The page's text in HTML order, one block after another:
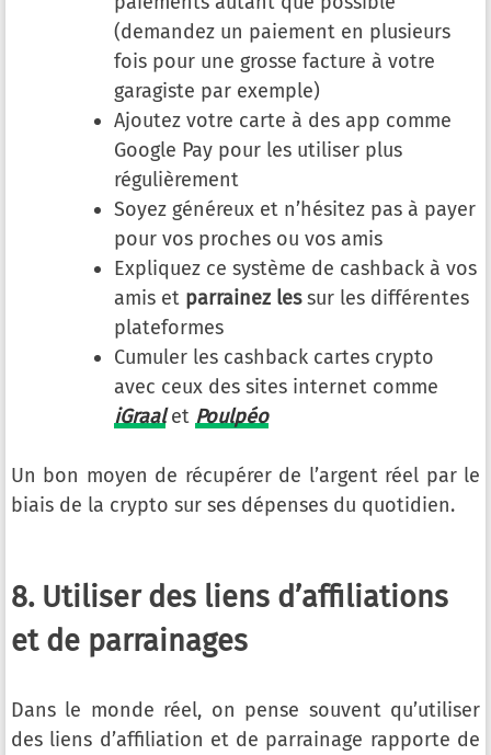
(demandez un paiement en plusieurs
fois pour une grosse facture à votre
garagiste par exemple)
Ajoutez votre carte à des app comme
Google Pay pour les utiliser plus
régulièrement
Soyez généreux et n’hésitez pas à payer
pour vos proches ou vos amis
Expliquez ce système de cashback à vos
amis et parrainez lessur les différentes
plateformes
Cumuler les cashback cartes crypto
avec ceux des sites internet comme
iGraalet Poulpéo
Un bon moyen de récupérer de l’argent réel par le
biais de la crypto sur ses dépenses du quotidien.
8. Utiliser des liens d’affiliations
et de parrainages
Dans le monde réel, on pense souvent qu’utiliser
des liens d’affiliation et de parrainage rapporte de